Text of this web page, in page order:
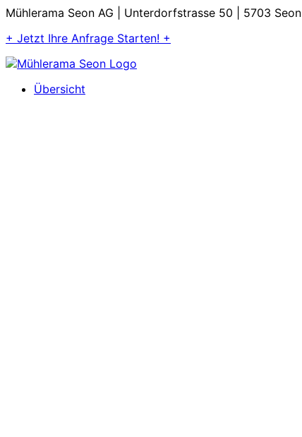
Mühlerama Seon AG | Unterdorfstrasse 50 | 5703 Seon
+ Jetzt Ihre Anfrage Starten! +
Übersicht